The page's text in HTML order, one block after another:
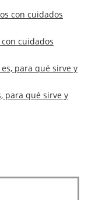
cuidados
para qué sirve y